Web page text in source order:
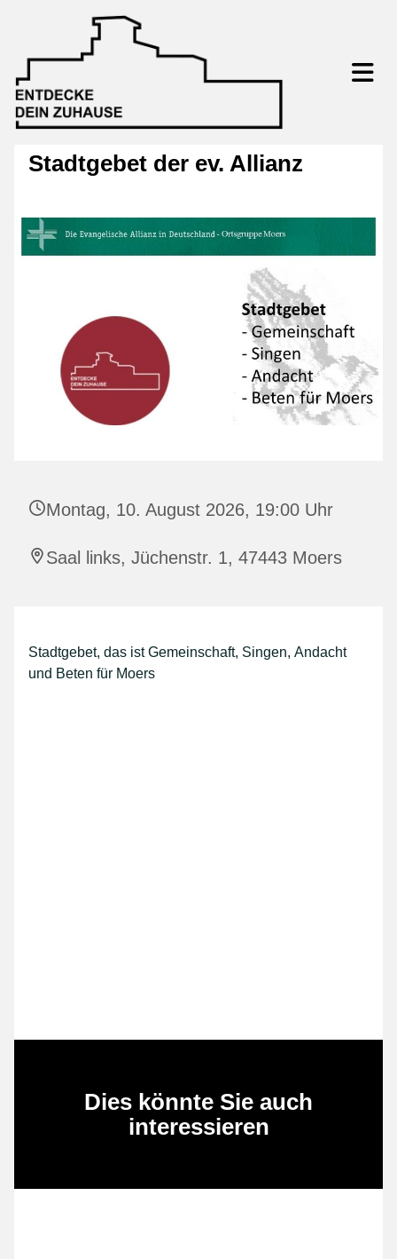
Stadtgebet der ev. Allianz
Montag, 10. August 2026, 19:00 Uhr
Saal links, Jüchenstr. 1, 47443 Moers
Stadtgebet, das ist Gemeinschaft, Singen, Andacht
und Beten für Moers
Dies könnte Sie auch
interessieren